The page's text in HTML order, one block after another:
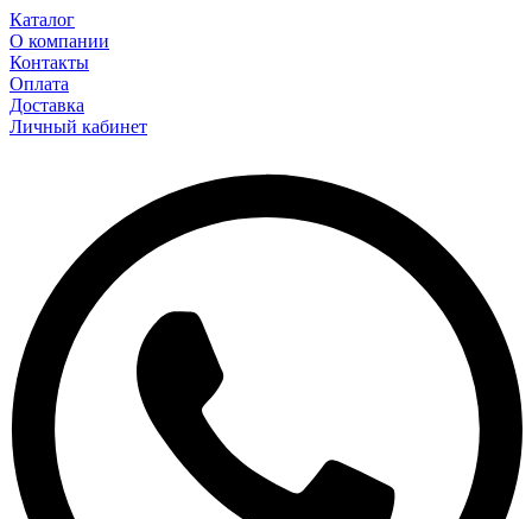
Каталог
О компании
Контакты
Оплата
Доставка
Личный кабинет